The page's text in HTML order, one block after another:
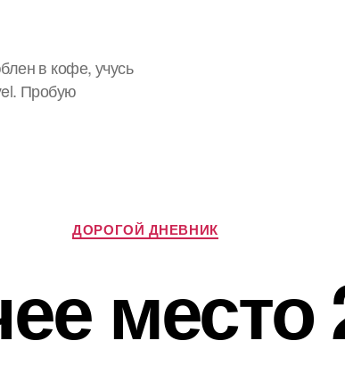
в кофе, учусь
Пробую
Рубрики
ДОРОГОЙ ДНЕВНИК
место